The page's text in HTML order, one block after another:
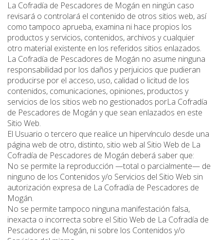
La Cofradía de Pescadores de Mogán en ningún caso
revisará o controlará el contenido de otros sitios web, así
como tampoco aprueba, examina ni hace propios los
productos y servicios, contenidos, archivos y cualquier
otro material existente en los referidos sitios enlazados.
La Cofradía de Pescadores de Mogán no asume ninguna
responsabilidad por los daños y perjuicios que pudieran
producirse por el acceso, uso, calidad o licitud de los
contenidos, comunicaciones, opiniones, productos y
servicios de los sitios web no gestionados porLa Cofradía
de Pescadores de Mogán y que sean enlazados en este
Sitio Web.
El Usuario o tercero que realice un hipervínculo desde una
página web de otro, distinto, sitio web al Sitio Web de La
Cofradía de Pescadores de Mogán deberá saber que:
No se permite la reproducción —total o parcialmente— de
ninguno de los Contenidos y/o Servicios del Sitio Web sin
autorización expresa de La Cofradía de Pescadores de
Mogán.
No se permite tampoco ninguna manifestación falsa,
inexacta o incorrecta sobre el Sitio Web de La Cofradía de
Pescadores de Mogán, ni sobre los Contenidos y/o